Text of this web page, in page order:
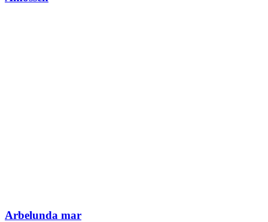
Arbelunda mar